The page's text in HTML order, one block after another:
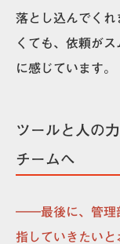
落とし込んでくれ
くても、依頼が
に感じています。
ツールと人の
チームへ
――最後に、管理
指していきたいと